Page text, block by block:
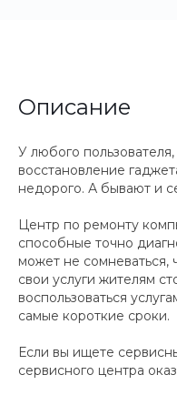
Описание
У любого
восстановление
недорого. А бывают и
Центр по ремонту
способные точно
может не сомневаться,
свои услуги жителям
воспользоваться
самые короткие сроки.
Если вы ищете
сервисного центра